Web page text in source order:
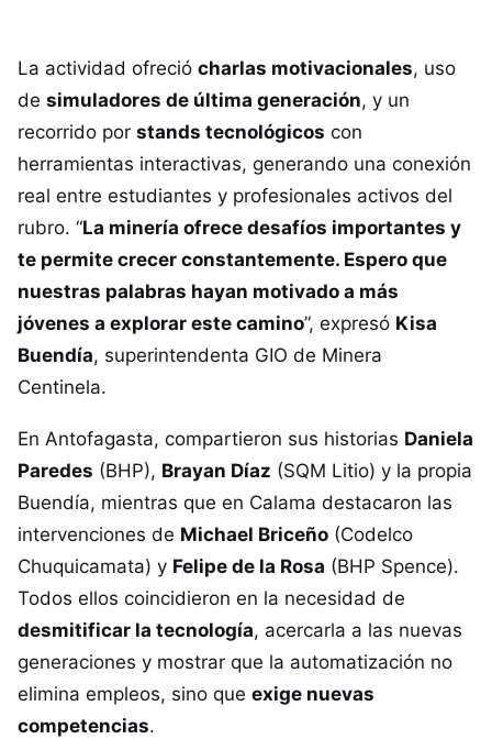
La actividad ofreció charlas motivacionales, uso
de simuladores de última generación, y un
recorrido por stands tecnológicos con
herramientas interactivas, generando una conexión
real entre estudiantes y profesionales activos del
rubro. “La minería ofrece desafíos importantes y
te permite crecer constantemente. Espero que
nuestras palabras hayan motivado a más
jóvenes a explorar este camino”, expresó Kisa
Buendía, superintendenta GIO de Minera
Centinela.
En Antofagasta, compartieron sus historias Daniela
Paredes (BHP), Brayan Díaz (SQM Litio) y la propia
Buendía, mientras que en Calama destacaron las
intervenciones de Michael Briceño (Codelco
Chuquicamata) y Felipe de la Rosa (BHP Spence).
Todos ellos coincidieron en la necesidad de
desmitificar la tecnología, acercarla a las nuevas
generaciones y mostrar que la automatización no
elimina empleos, sino que exige nuevas
competencias.